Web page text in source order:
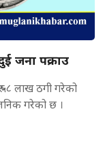
जना पक्राउ
५८ लाख ठगी गरेको
गरेको छ ।